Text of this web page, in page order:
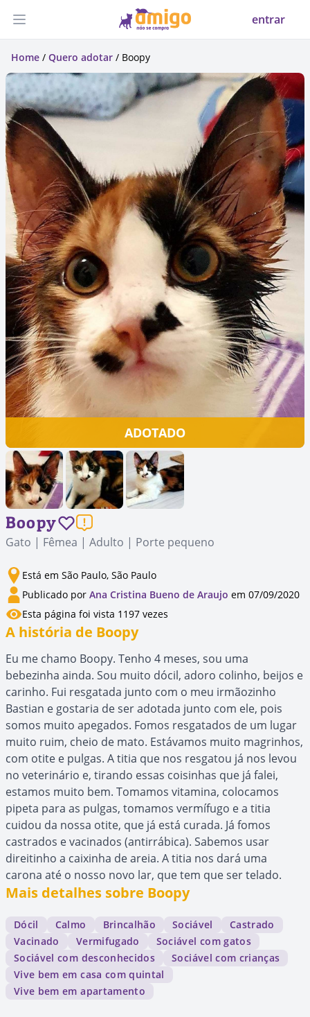
Abrir menu entrar
Home / Quero adotar / Boopy
ADOTADO
Boopy
Gato | Fêmea | Adulto | Porte pequeno
Está em São Paulo, São Paulo
Publicado por Ana Cristina Bueno de Araujo em 07/09/2020
Esta página foi vista 1197 vezes
A história de Boopy
Eu me chamo Boopy. Tenho 4 meses, sou uma
bebezinha ainda. Sou muito dócil, adoro colinho, beijos e
carinho. Fui resgatada junto com o meu irmãozinho
Bastian e gostaria de ser adotada junto com ele, pois
somos muito apegados. Fomos resgatados de um lugar
muito ruim, cheio de mato. Estávamos muito magrinhos,
com otite e pulgas. A titia que nos resgatou já nos levou
no veterinário e, tirando essas coisinhas que já falei,
estamos muito bem. Tomamos vitamina, colocamos
pipeta para as pulgas, tomamos vermífugo e a titia
cuidou da nossa otite, que já está curada. Já fomos
castrados e vacinados (antirrábica). Sabemos usar
direitinho a caixinha de areia. A titia nos dará uma
carona até o nosso novo lar, que tem que ser telado.
Mais detalhes sobre Boopy
Dócil Calmo Brincalhão Sociável
Castrado
Vacinado
Vermifugado
Sociável com gatos
Sociável com desconhecidos
Sociável com crianças
Vive bem em casa com quintal
Vive bem em apartamento